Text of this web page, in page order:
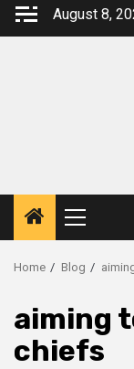
Skip
August 8,
Primary
Menu
Home Blog
aiming
chiefs